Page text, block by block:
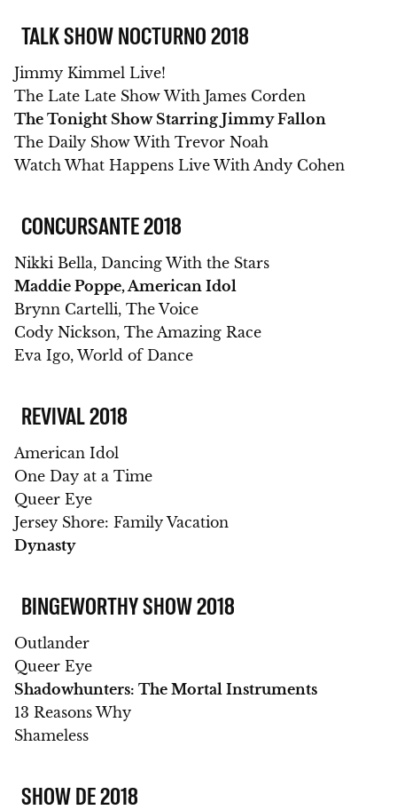
TALK SHOW NOCTURNO 2018
Jimmy Kimmel Live!
The Late Late Show With James Corden
The Tonight Show Starring Jimmy Fallon
The Daily Show With Trevor Noah
Watch What Happens Live With Andy Cohen
CONCURSANTE 2018
Nikki Bella, Dancing With the Stars
Maddie Poppe, American Idol
Brynn Cartelli, The Voice
Cody Nickson, The Amazing Race
Eva Igo, World of Dance
REVIVAL 2018
American Idol
One Day at a Time
Queer Eye
Jersey Shore: Family Vacation
Dynasty
BINGEWORTHY SHOW 2018
Outlander
Queer Eye
Shadowhunters: The Mortal Instruments
13 Reasons Why
Shameless
SHOW DE 2018